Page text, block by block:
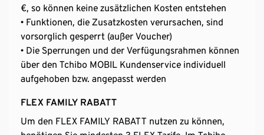
€, so können keine zusätzlichen Kosten entstehen
• Funktionen, die Zusatzkosten verursachen, sind
vorsorglich gesperrt (außer Voucher)
• Die Sperrungen und der Verfügungsrahmen können
über den Tchibo MOBIL Kundenservice individuell
aufgehoben bzw. angepasst werden
FLEX FAMILY RABATT
Um den FLEX FAMILY RABATT nutzen zu können,